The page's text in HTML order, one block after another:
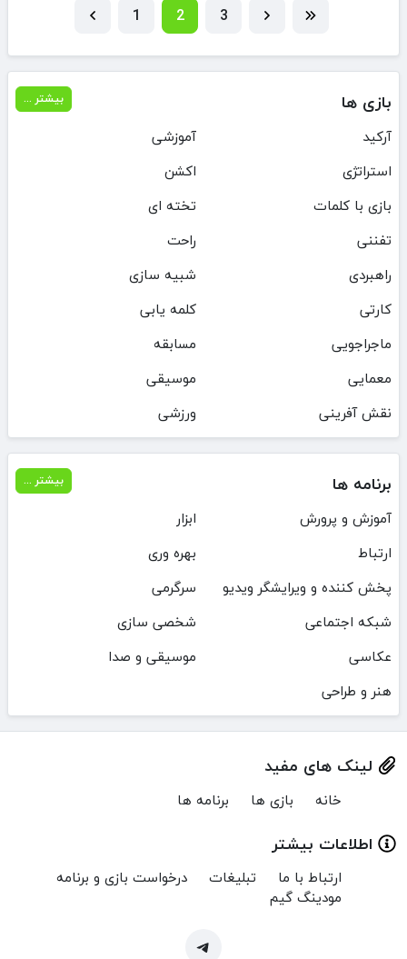
1 2 3
بازی ها بیشتر ...
آرکید
آموزشی
استراتژی
اکشن
بازی با کلمات
تخته ای
تفننی
راحت
راهبردی
شبیه سازی
کارتی
کلمه یابی
ماجراجویی
مسابقه
معمایی
موسیقی
نقش آفرینی
ورزشی
برنامه ها بیشتر ...
آموزش و پرورش
ابزار
ارتباط
بهره وری
پخش کننده و ویرایشگر ویدیو
سرگرمی
شبکه اجتماعی
شخصی سازی
عکاسی
موسیقی و صدا
هنر و طراحی
لینک های مفید
خانه بازی ها برنامه ها
اطلاعات بیشتر
ارتباط با ما تبلیغات
درخواست بازی و برنامه
مودینگ گیم